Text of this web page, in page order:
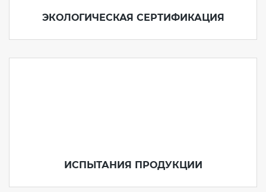
ЭКОЛОГИЧЕСКАЯ СЕРТИФИКАЦИЯ
ИСПЫТАНИЯ ПРОДУКЦИИ